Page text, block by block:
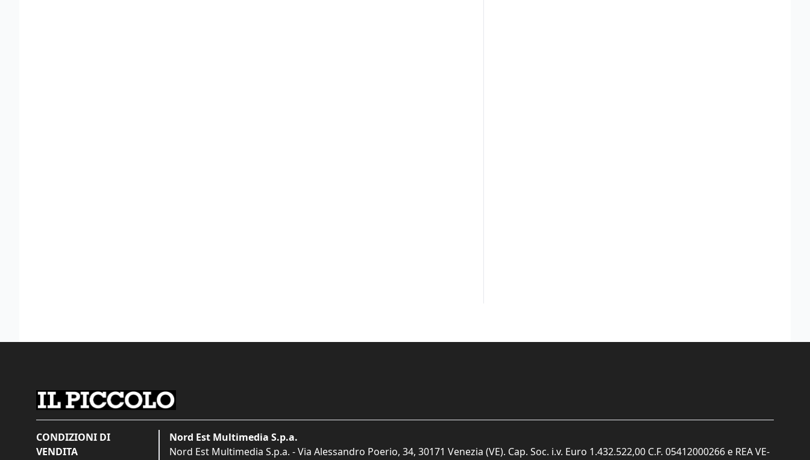
CONDIZIONI DI
VENDITA
Nord Est Multimedia S.p.a.
Nord Est Multimedia S.p.a. - Via Alessandro Poerio, 34, 30171 Venezia (VE). Cap. Soc. i.v. Euro 1.432.522,00 C.F. 05412000266 e REA VE-